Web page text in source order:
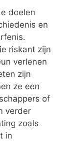
doelen
en
riskant zijn
verlenen
zijn
ze een
of
verder
zoals
in